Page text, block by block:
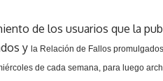
de los usuarios que la
y la Relación de Fallos
de cada semana, para luego